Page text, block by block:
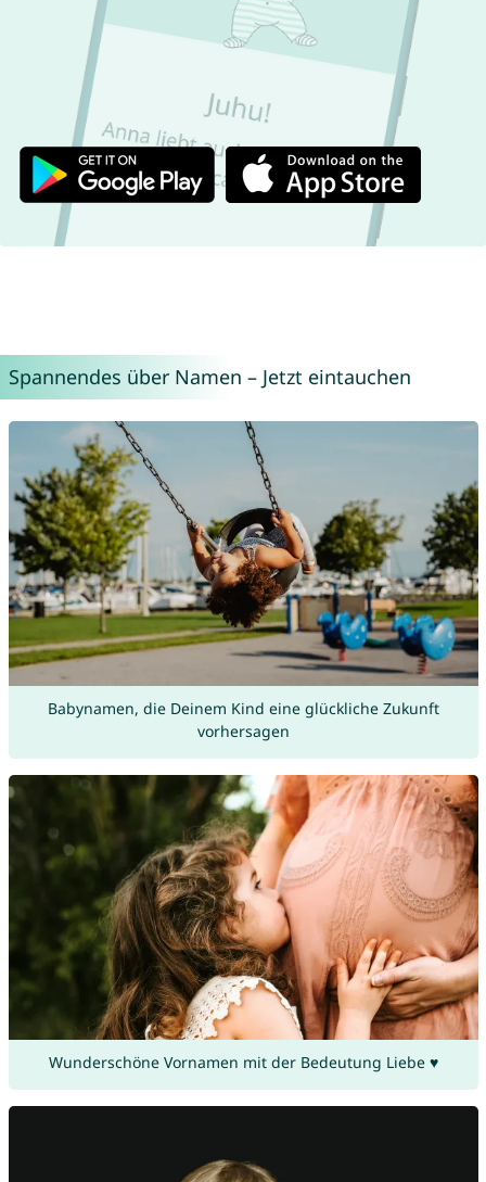
Spannendes über Namen – Jetzt eintauchen
Babynamen, die Deinem Kind eine glückliche Zukunft
vorhersagen
Wunderschöne Vornamen mit der Bedeutung Liebe ♥